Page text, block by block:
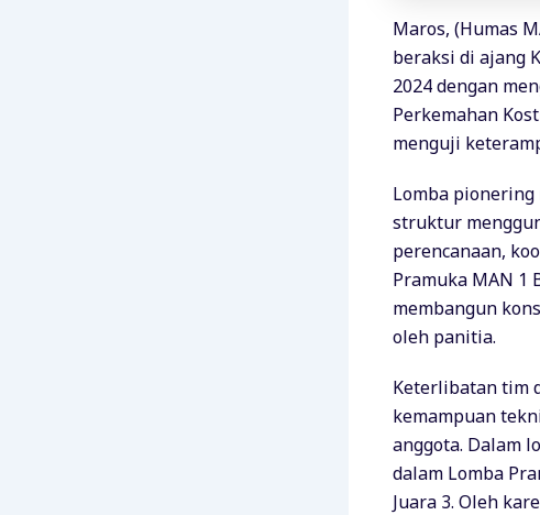
Maros, (Humas
beraksi di ajang
2024 dengan
Perkemahan
menguji
Lomba
struktur
perencanaan,
Pramuka MAN 1
membangun
oleh panitia.
Keterlibatan tim
kemampuan
anggota. Dalam
dalam Lomba
Juara 3. Oleh